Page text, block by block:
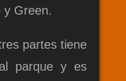
y Green.
partes tiene
parque y es